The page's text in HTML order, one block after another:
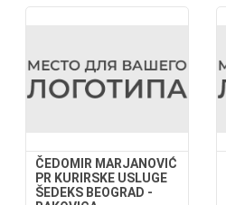
ČEDOMIR MARJANOVIĆ
PR KURIRSKE USLUGE
ŠEDEKS BEOGRAD -